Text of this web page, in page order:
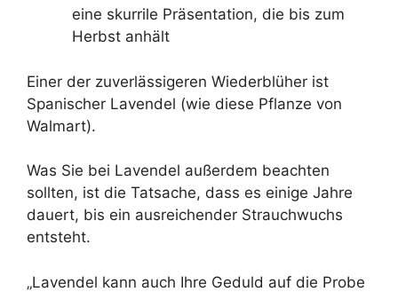
eine skurrile Präsentation, die bis zum
Herbst anhält
Einer der zuverlässigeren Wiederblüher ist
Spanischer Lavendel (wie diese Pflanze von
Walmart).
Was Sie bei Lavendel außerdem beachten
sollten, ist die Tatsache, dass es einige Jahre
dauert, bis ein ausreichender Strauchwuchs
entsteht.
„Lavendel kann auch Ihre Geduld auf die Probe